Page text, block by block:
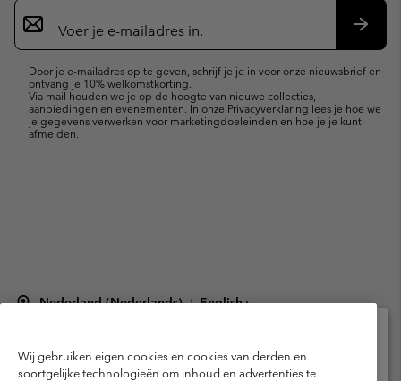
Aanmelden
voor
e-
Door je e-mailadres op te geven, schrijf je je in voor onze nieuwsbrief en
ontvang je 10% welkomstkorting.
Via mail houden we je op de hoogte van nieuwe collecties,
aanbiedingen en evenementen. In onze Privacyverklaring lees je hoe we
je gegevens verwerken voor marketingdoeleinden en hoe je je kunt
afmelden.
Nederland (Nederlands) | English ›
Gebruiksvoorwaarden
Verkoopvoorwaarden
Garantie
Wij gebruiken eigen cookies en cookies van derden en
soortgelijke technologieën om inhoud en advertenties te
Selecteer je verzendlocatie en taal